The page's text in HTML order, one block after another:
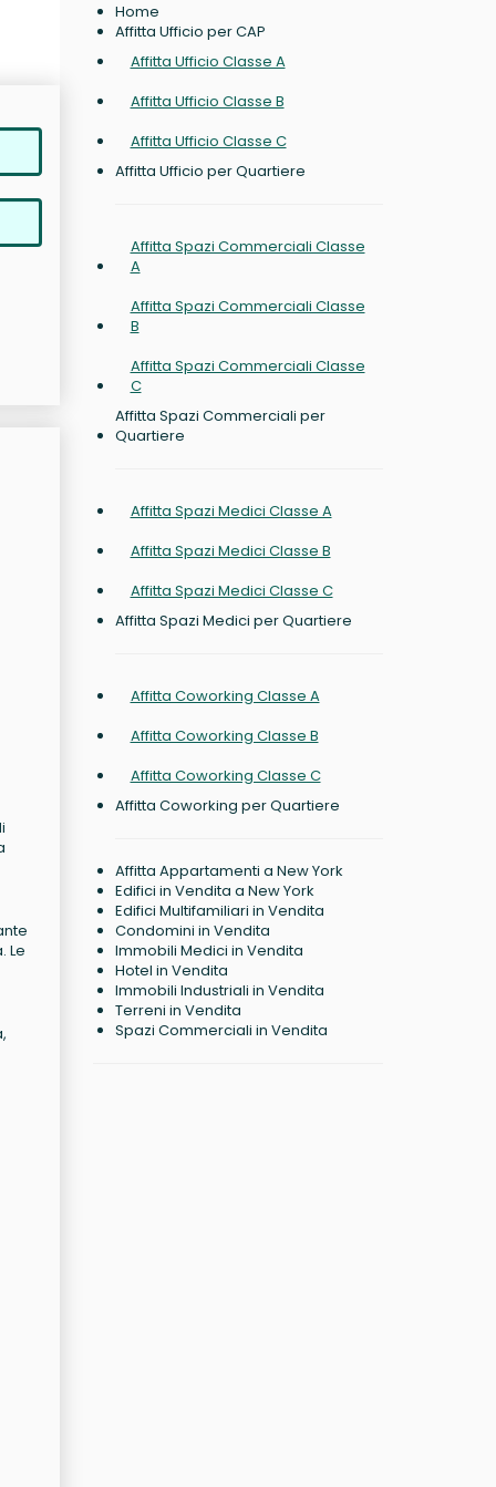
Le
Home
Affitta Ufficio per CAP
Affitta Ufficio Classe A
Affitta Ufficio Classe B
Affitta Ufficio Classe C
Affitta Ufficio per Quartiere
Affitta Spazi Commerciali Classe
A
Affitta Spazi Commerciali Classe
B
Affitta Spazi Commerciali Classe
C
Affitta Spazi Commerciali per
Quartiere
Affitta Spazi Medici Classe A
Affitta Spazi Medici Classe B
Affitta Spazi Medici Classe C
Affitta Spazi Medici per Quartiere
Affitta Coworking Classe A
Affitta Coworking Classe B
Affitta Coworking Classe C
Affitta Coworking per Quartiere
Affitta Appartamenti a New York
Edifici in Vendita a New York
Edifici Multifamiliari in Vendita
Condomini in Vendita
Immobili Medici in Vendita
Hotel in Vendita
Immobili Industriali in Vendita
Terreni in Vendita
Spazi Commerciali in Vendita